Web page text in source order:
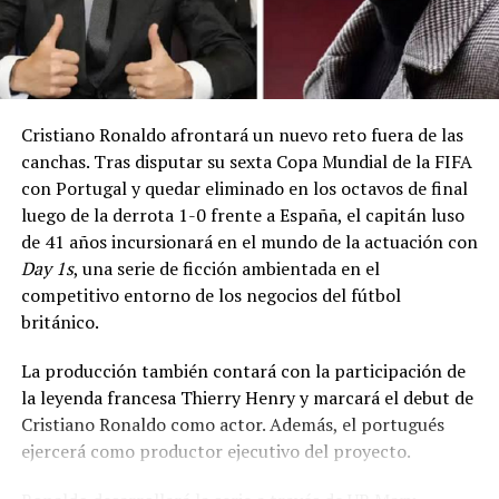
la UEFA, que calificó el proyecto como «una línea que las
instituciones que gobiernan el fútbol no deberían
cruzar nunca».
Por su parte, la ministra de Deportes de Francia, Marina
Ferrari, informó en X que las instituciones del fútbol
europeo sostendrían una reunión de urgencia para
abordar el proyecto, el cual también ha generado una
fuerte oposición entre las federaciones nacionales.
La Federación Inglesa (FA) afirmó estar
«profundamente preocupada», mientras que la
propuesta como «un absoluto ataque contra el fútbol».
Las reacciones también surgieron fuera de Europa. La
Confederación de Norte, Centroamérica y el Caribe
(Concacaf) y la Confederación Asiática de Fútbol (AFC)
Cristiano Ronaldo afrontará un nuevo reto fuera de las
canchas. Tras disputar su sexta Copa Mundial de la FIFA
con Portugal y quedar eliminado en los octavos de final
luego de la derrota 1-0 frente a España, el capitán luso
de 41 años incursionará en el mundo de la actuación con
Day 1s, una serie de ficción ambientada en el
competitivo entorno de los negocios del fútbol
británico.
La producción también contará con la participación de
la leyenda francesa Thierry Henry y marcará el debut de
Cristiano Ronaldo como actor. Además, el portugués
ejercerá como productor ejecutivo del proyecto.